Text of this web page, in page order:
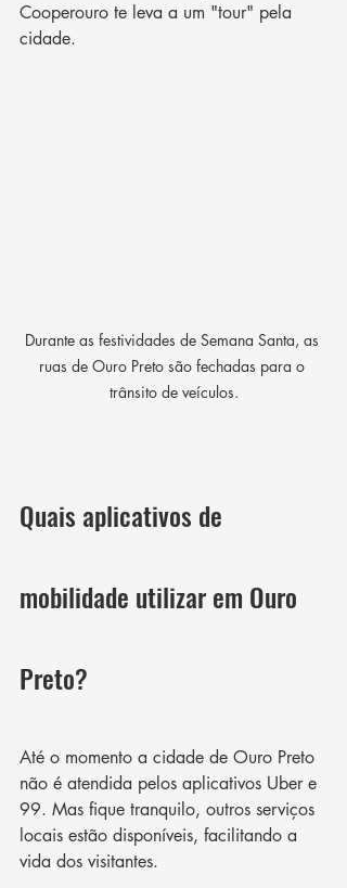
Cooperouro te leva a um "tour" pela
cidade.
Durante as festividades de Semana Santa, as
ruas de Ouro Preto são fechadas para o
trânsito de veículos.
Quais aplicativos de
mobilidade utilizar em Ouro
Preto?
Até o momento a cidade de Ouro Preto
não é atendida pelos aplicativos Uber e
99. Mas fique tranquilo, outros serviços
locais estão disponíveis, facilitando a
vida dos visitantes.